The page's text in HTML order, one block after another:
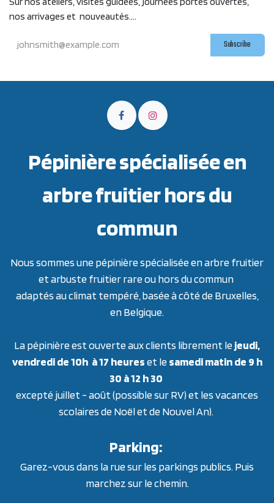
nos arrivages et nouveautés....
Subscribe
Pépinière spécialisée en
arbre fruitier hors du
commun
Nous sommes une pépinière spécialisée en arbre fruitier
et arbuste fruitier rare ou hors du commun
adaptés au climat tempéré, basée à côté de Bruxelles,
en Belgique.
La pépinière est ouverte aux clients librement lejeudi,
vendredi de 10h à 17 heureset lesamedi matin de 9 h
30 à 12 h 30
excepté juillet - août (possible sur RV) et les vacances
scolaires de Noël et de Nouvel An).
Parking:
Garez-vous dans la rue sur les parkings publics. Puis
marchez sur le chemin.